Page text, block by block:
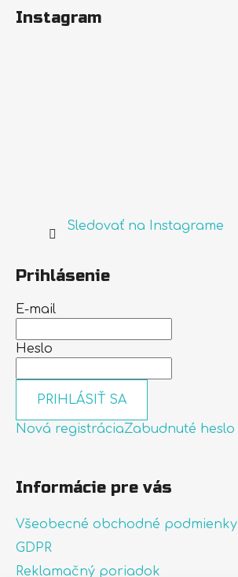
Instagram
Sledovať na Instagrame
Prihlásenie
E-mail
Heslo
PRIHLÁSIŤ SA
Nová registráciaZabudnuté heslo
Informácie pre vás
Všeobecné obchodné podmienky
GDPR
Reklamačný poriadok